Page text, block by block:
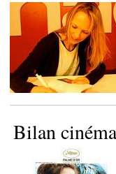
Bilan